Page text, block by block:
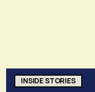
INSIDE STORIES